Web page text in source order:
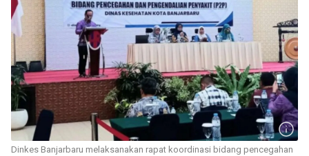
Dinkes Banjarbaru melaksanakan rapat koordinasi bidang pencegahan